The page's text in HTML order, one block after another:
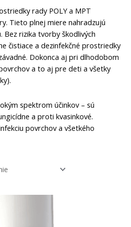
rady POLY a MPT
Tieto plnej miere nahradzujú
Bez rizika tvorby škodlivých
čistiace a dezinfekčné prostriedky
Dokonca aj pri dlhodobom
a to aj pre deti a všetky
spektrom účinkov – sú
a proti kvasinkové.
povrchov a všetkého